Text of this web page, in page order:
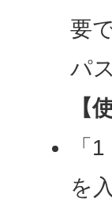
要
パ
【
「
を